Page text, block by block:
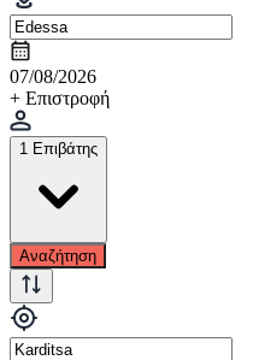
07/08/2026
+ Επιστροφή
1 Επιβάτης
Αναζήτηση